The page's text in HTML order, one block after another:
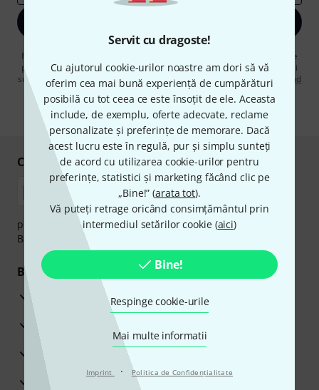
Servit cu dragoste!
Cu ajutorul cookie-urilor noastre am dori să vă
oferim cea mai bună experiență de cumpărături
posibilă cu tot ceea ce este însoțit de ele. Aceasta
include, de exemplu, oferte adecvate, reclame
personalizate și preferințe de memorare. Dacă
acest lucru este în regulă, pur și simplu sunteți
de acord cu utilizarea cookie-urilor pentru
preferințe, statistici și marketing făcând clic pe
„Bine!” (arata tot).
Vă puteți retrage oricând consimțământul prin
intermediul setărilor cookie (aici)
Bine!
Respinge cookie-urile
Mai multe informatii
Imprint · Politica de Confidenţialitate
Făcând clic pe „Înscrie-te acum”, sunteți de acord să primiți publicitate
prin e-mail. Vă puteți dezabona în orice moment. Puteți găsi informații
suplimentare despre buletinul informativ înregulamentul nostru privind
protecția datelor.
* Necesar
Cumpărați și plătiți în siguranță
plata se poate efectua în siguranță cu Ramburs, Transfer
Bancar sau Card de credit.
Beneficiile tale
3 Ani Garanție Thomann
Garanţia returnării banilor în 30 de zile
Service Reparații
Sfaturi de la experții noștri